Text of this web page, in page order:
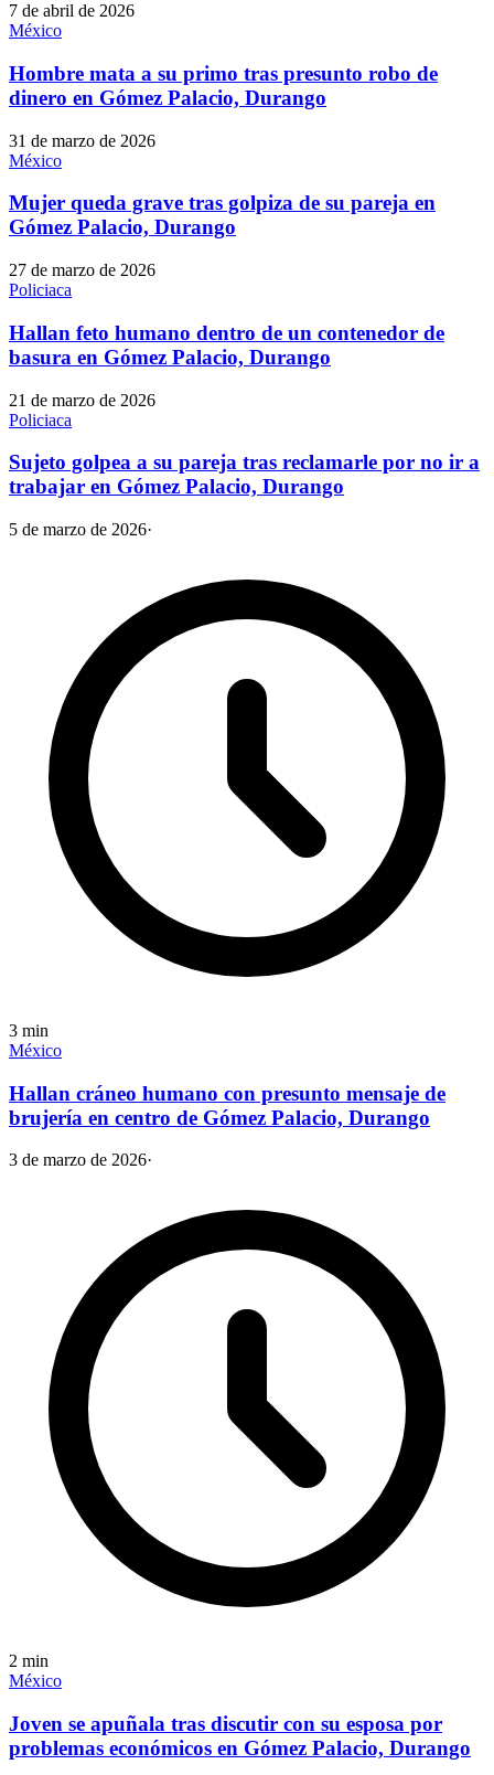
7 de abril de 2026
México
Hombre mata a su primo tras presunto robo de
dinero en Gómez Palacio, Durango
31 de marzo de 2026
México
Mujer queda grave tras golpiza de su pareja en
Gómez Palacio, Durango
27 de marzo de 2026
Policiaca
Hallan feto humano dentro de un contenedor de
basura en Gómez Palacio, Durango
21 de marzo de 2026
Policiaca
Sujeto golpea a su pareja tras reclamarle por no ir a
trabajar en Gómez Palacio, Durango
5 de marzo de 2026·
3 min
México
Hallan cráneo humano con presunto mensaje de
brujería en centro de Gómez Palacio, Durango
3 de marzo de 2026·
2 min
México
Joven se apuñala tras discutir con su esposa por
problemas económicos en Gómez Palacio, Durango